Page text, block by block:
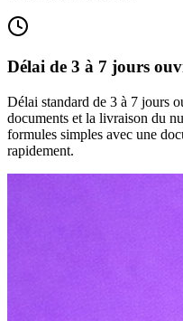
Délai de 3 à 7 jours
Délai standard de 3 à 7 jours
documents et la livraison du
formules simples avec une
rapidement.